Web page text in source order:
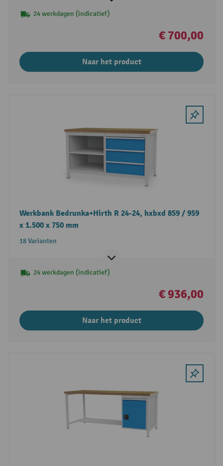
24 werkdagen (indicatief)
€ 700,00
Naar het product
Werkbank Bedrunka+Hirth R 24-24, hxbxd 859 / 959
x 1.500 x 750 mm
18 Varianten
24 werkdagen (indicatief)
€ 936,00
Naar het product